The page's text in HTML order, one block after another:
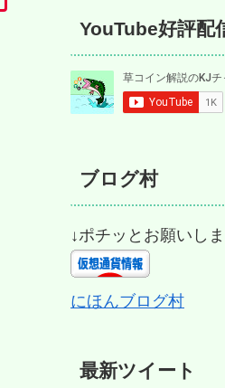
YouTube好評配
ブログ村
↓ポチッとお願いし
にほんブログ村
最新ツイート